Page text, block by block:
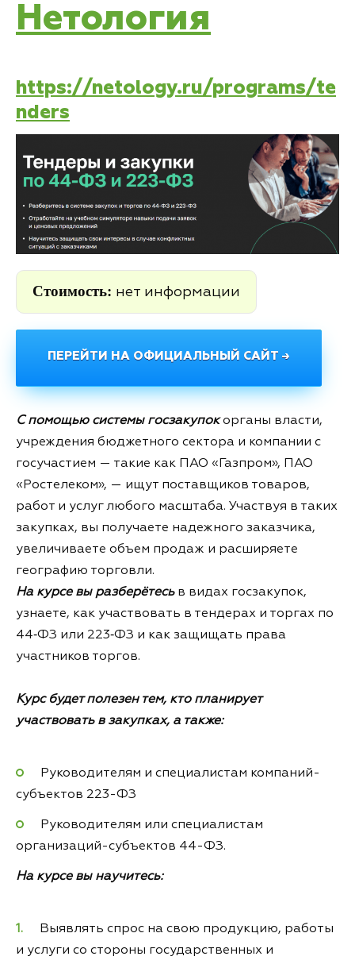
Нетология
https://netology.ru/programs/te
nders
Стоимость: нет информации
ПЕРЕЙТИ НА ОФИЦИАЛЬНЫЙ САЙТ →
С помощью системы госзакупокорганы власти,
учреждения бюджетного сектора и компании с
госучастием — такие как ПАО «Газпром», ПАО
«Ростелеком», — ищут поставщиков товаров,
работ и услуг любого масштаба. Участвуя в таких
закупках, вы получаете надежного заказчика,
увеличиваете объем продаж и расширяете
географию торговли.
На курсе вы разберётесьв видах госзакупок,
узнаете, как участвовать в тендерах и торгах по
44‑ФЗ или 223‑ФЗ и как защищать права
участников торгов.
Курс будет полезен тем, кто планирует
участвовать в закупках, а также:
Руководителям и специалистам компаний-
субъектов 223-ФЗ
Руководителям или специалистам
организаций-субъектов 44-ФЗ.
На курсе вы научитесь:
Выявлять спрос на свою продукцию, работы
и услуги со стороны государственных и